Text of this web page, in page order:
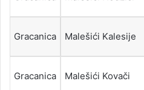
Gracanica Malešići Kalesije
Gracanica Malešići Kovači